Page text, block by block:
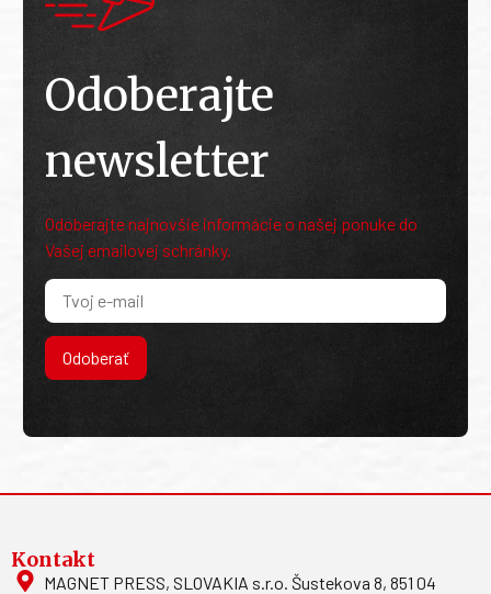
Odoberajte
newsletter
Odoberajte najnovšie informácie o našej ponuke do
Vašej emailovej schránky.
Odoberať
Kontakt
MAGNET PRESS, SLOVAKIA s.r.o. Šustekova 8, 851 04